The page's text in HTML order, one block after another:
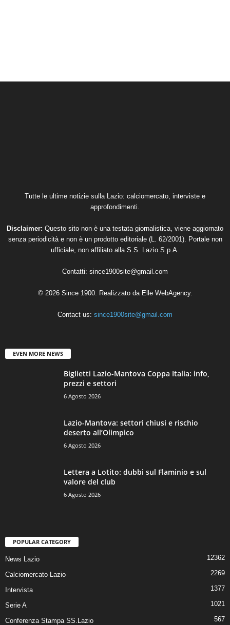
Tutte le ultime notizie sulla Lazio: calciomercato, interviste e
approfondimenti.
Disclaimer: Questo sito non è una testata giornalistica, viene aggiornato
senza periodicità e non è un prodotto editoriale (L. 62/2001). Portale non
ufficiale, non affiliato alla S.S. Lazio S.p.A.
Contatti: since1900site@gmail.com
© 2026 Since 1900. Realizzato da Elle WebAgency.
Contact us: since1900site@gmail.com
EVEN MORE NEWS
Biglietti Lazio-Mantova Coppa Italia: info,
prezzi e settori
6 Agosto 2026
Lazio-Mantova: settori chiusi e rischio
deserto all’Olimpico
6 Agosto 2026
Lettera a Lotito: dubbi sul Flaminio e sul
valore del club
6 Agosto 2026
POPULAR CATEGORY
News Lazio 12362
Calciomercato Lazio 2269
Intervista 1377
Serie A 1021
Conferenza Stampa SS.Lazio 567